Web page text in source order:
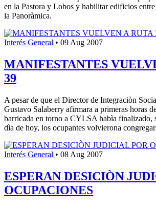
en la Pastora y Lobos y habilitar edificios
la Panoràmica.
Interés General • 09 Aug 2007
MANIFESTANTES
39
A pesar de que el Director de Integraciòn
Gustavo Salaberry afirmara a primeras horas
barricada en torno a CYLSA habìa finalizado,
dìa de hoy, los ocupantes volvierona
Interés General • 08 Aug 2007
ESPERAN DESICIÒN
OCUPACIONES